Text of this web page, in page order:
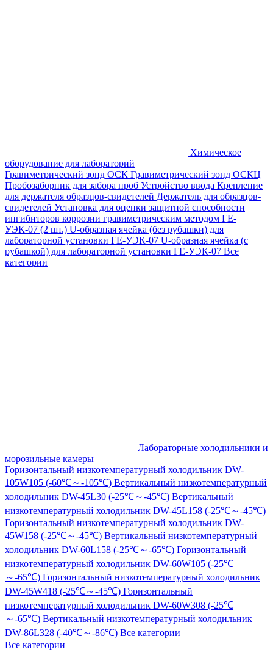
Химическое
оборудование для лабораторий
Гравиметрический зонд ОСК Гравиметрический зонд ОСКЦ
Пробозаборник для забора проб Устройство ввода Крепление
для держателя образцов-свидетелей Держатель для образцов-
свидетелей Установка для оценки защитной способности
ингибиторов коррозии гравиметрическим методом ГЕ-
УЭК-07 (2 шт.) U-образная ячейка (без рубашки) для
лабораторной установки ГЕ-УЭК-07 U-образная ячейка (с
рубашкой) для лабораторной установки ГЕ-УЭК-07 Все
категории
Лабораторные холодильники и
морозильные камеры
Горизонтальный низкотемпературный холодильник DW-
105W105 (-60℃～-105℃) Вертикальный низкотемпературный
холодильник DW-45L30 (-25℃～-45℃) Вертикальный
низкотемпературный холодильник DW-45L158 (-25℃～-45℃)
Горизонтальный низкотемпературный холодильник DW-
45W158 (-25℃～-45℃) Вертикальный низкотемпературный
холодильник DW-60L158 (-25℃～-65℃) Горизонтальный
низкотемпературный холодильник DW-60W105 (-25℃
～-65℃) Горизонтальный низкотемпературный холодильник
DW-45W418 (-25℃～-45℃) Горизонтальный
низкотемпературный холодильник DW-60W308 (-25℃
～-65℃) Вертикальный низкотемпературный холодильник
DW-86L328 (-40℃～-86℃) Все категории
Все категории